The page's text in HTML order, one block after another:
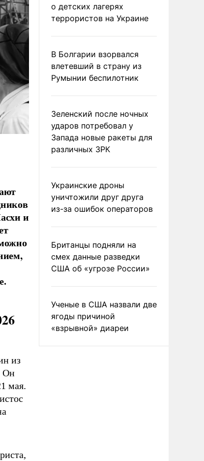
и
из
Он
мая.
о детских лагерях
террористов на Украине
В Болгарии взорвался
влетевший в страну из
Румынии беспилотник
Зеленский после ночных
ударов потребовал у
Запада новые ракеты для
различных ЗРК
Украинские дроны
уничтожили друг друга
из-за ошибок операторов
Британцы подняли на
смех данные разведки
США об «угрозе России»
Ученые в США назвали две
ягоды причиной
«взрывной» диареи